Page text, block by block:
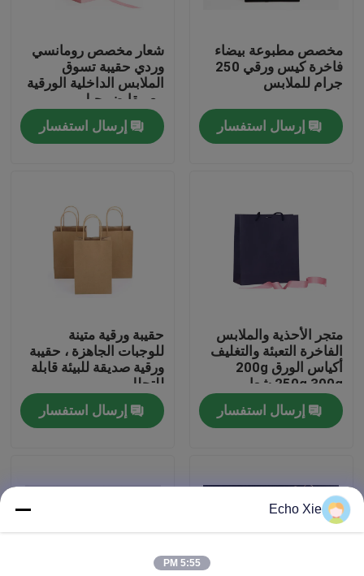
اتصل بنا
اطلب اقتباس
10ML فيال صناديق
مخصص مطبوعة بيضاء
فاخرة كيس ورقي 250
جرام للملابس
إرسال استفسار
شعار مخصص رومانسي
وردي حقيبة تسوق
الملابس الداخلية الورقية
مع مقابض حبل
إرسال استفسار
متجر الأحذية والملابس
الفاخرة التعبئة والتغليف
أكياس الورق 200g
250g 300g شعار
مخصص
إرسال استفسار
حقيبة ورقية متينة
للوجبات الجاهزة ، حقيبة
ورقية صديقة للبيئة قابلة
للتحلل
إرسال استفسار
Echo Xie
5:55 PM